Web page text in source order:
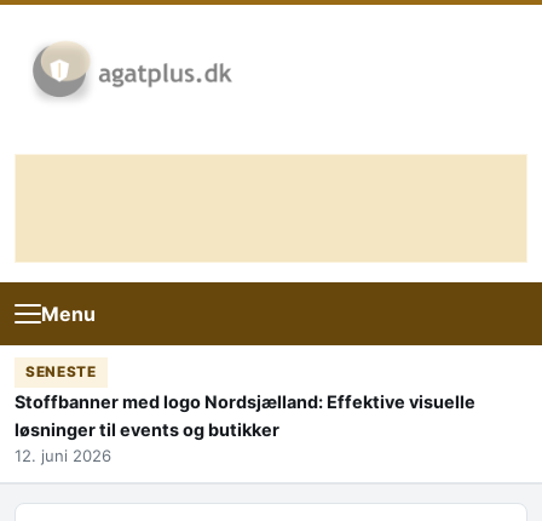
Menu
SENESTE
Stoffbanner med logo Nordsjælland: Effektive visuelle
løsninger til events og butikker
12. juni 2026